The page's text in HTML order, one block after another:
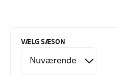
VÆLG SÆSON